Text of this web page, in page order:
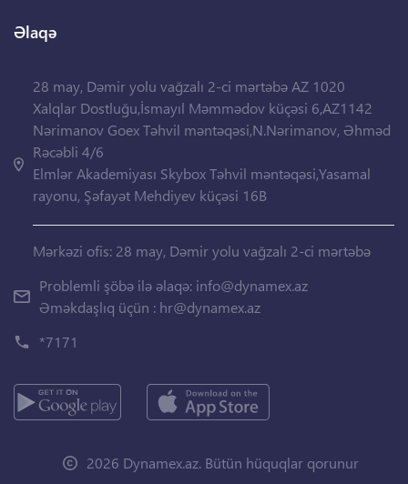
Əlaqə
28 may, Dəmir yolu vağzalı 2-ci mərtəbə AZ 1020
Xalqlar Dostluğu,İsmayıl Məmmədov küçəsi 6,AZ1142
Nərimanov Goex Təhvil məntəqəsi,N.Nərimanov, Əhməd
Rəcəbli 4/6
Elmlər Akademiyası Skybox Təhvil məntəqəsi,Yasamal
rayonu, Şəfayət Mehdiyev küçəsi 16B
Mərkəzi ofis: 28 may, Dəmir yolu vağzalı 2-ci mərtəbə
Problemli şöbə ilə əlaqə: info@dynamex.az
Əməkdaşlıq üçün : hr@dynamex.az
*7171
2026 Dynamex.az. Bütün hüquqlar qorunur